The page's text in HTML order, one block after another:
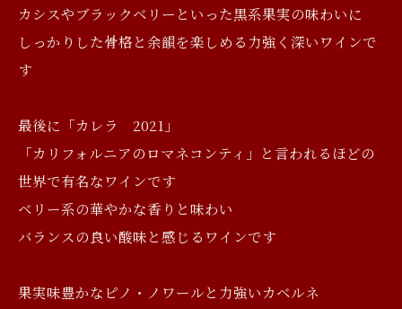
カシスやブラックベリーといった黒系果実の味わいに
しっかりした骨格と余韻を楽しめる力強く深いワインで
す
最後に「カレラ 2021」
「カリフォルニアのロマネコンティ」と言われるほどの
世界で有名なワインです
ベリー系の華やかな香りと味わい
バランスの良い酸味と感じるワインです
果実味豊かなピノ・ノワールと力強いカベルネ